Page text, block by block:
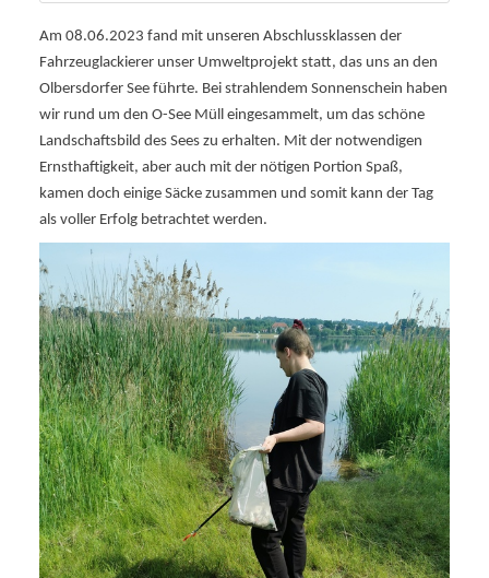
Am 08.06.2023 fand mit unseren Abschlussklassen der
Fahrzeuglackierer unser Umweltprojekt statt, das uns an den
Olbersdorfer See führte. Bei strahlendem Sonnenschein haben
wir rund um den O-See Müll eingesammelt, um das schöne
Landschaftsbild des Sees zu erhalten. Mit der notwendigen
Ernsthaftigkeit, aber auch mit der nötigen Portion Spaß,
kamen doch einige Säcke zusammen und somit kann der Tag
als voller Erfolg betrachtet werden.